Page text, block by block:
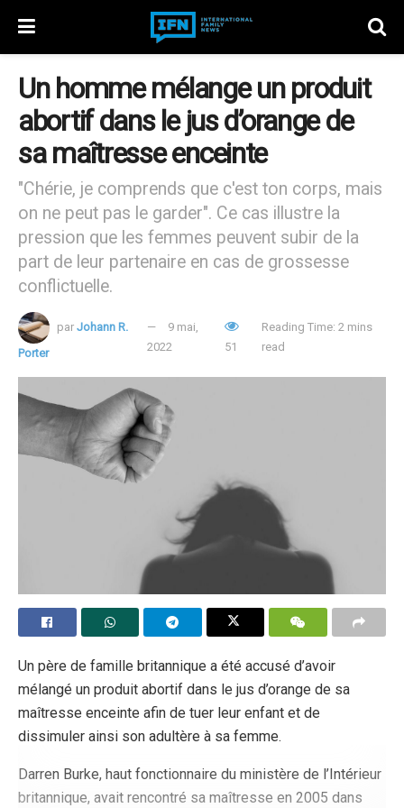
Un homme mélange un produit
abortif dans le jus d’orange de
sa maîtresse enceinte
"Chérie, je comprends que c'est ton corps, mais
on ne peut pas le garder". Ce cas illustre la
pression que les femmes peuvent subir de la
part de leur partenaire en cas de grossesse
conflictuelle.
par Johann R.
Porter
9 mai,
2022
51
Reading Time: 2 mins
read
Un père de famille britannique a été accusé d’avoir
mélangé un produit abortif dans le jus d’orange de sa
maîtresse enceinte afin de tuer leur enfant et de
dissimuler ainsi son adultère à sa femme.
Darren Burke, haut fonctionnaire du ministère de l’Intérieur
britannique, avait rencontré sa maîtresse en 2005 dans